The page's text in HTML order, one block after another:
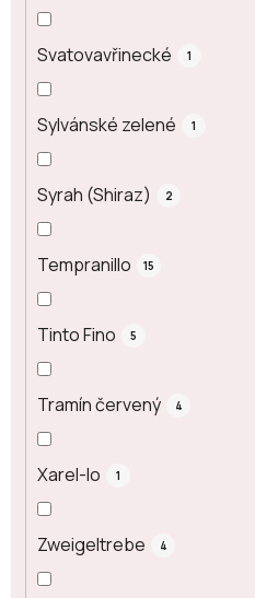
Svatovavřinecké 1
Sylvánské zelené 1
Syrah (Shiraz) 2
Tempranillo 15
Tinto Fino 5
Tramín červený 4
Xarel-lo 1
Zweigeltrebe 4